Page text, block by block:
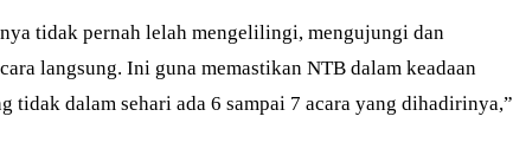
tidak pernah lelah mengelilingi, mengujungi dan
langsung. Ini guna memastikan NTB dalam keadaan
tidak dalam sehari ada 6 sampai 7 acara yang dihadirinya,”